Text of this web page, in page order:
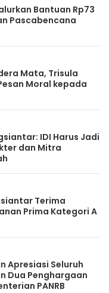
Bantuan Rp73
Pascabencana
Mata, Trisula
Moral kepada
IDI Harus Jadi
dan Mitra
Terima
Prima Kategori A
Apresiasi Seluruh
Dua Penghargaan
PANRB